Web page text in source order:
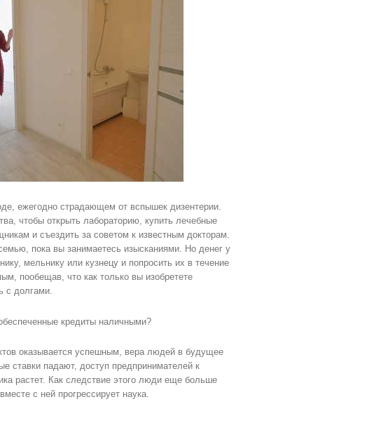
ежегодно страдающем от вспышек дизентерии.
чтобы открыть лабораторию, купить лечебные
и съездить за советом к известным докторам.
пока вы занимаетесь изысканиями. Но денег у
мельнику или кузнецу и попросить их в течение
пообещав, что как только вы изобретете
с долгами.
кредиты наличными?
оказывается успешным, вера людей в будущее
ставки падают, доступ предпринимателей к
растет. Как следствие этого люди еще больше
с ней прогрессирует наука.